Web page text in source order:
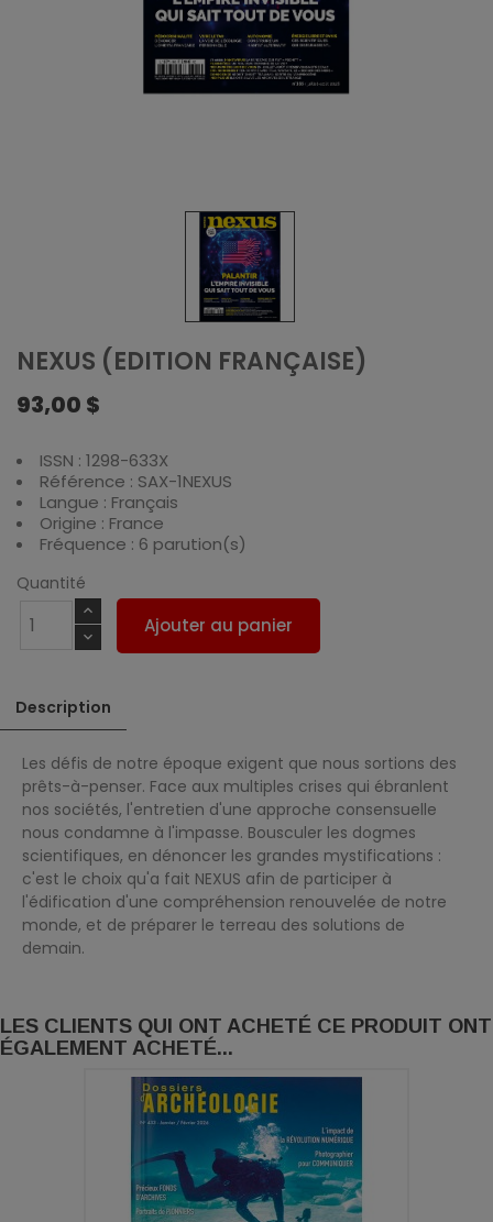
NEXUS (EDITION FRANÇAISE)
93,00 $
ISSN : 1298-633X
Référence : SAX-1NEXUS
Langue : Français
Origine : France
Fréquence : 6 parution(s)
Quantité
Ajouter au panier
Description
Les défis de notre époque exigent que nous sortions des
prêts-à-penser. Face aux multiples crises qui ébranlent
nos sociétés, l'entretien d'une approche consensuelle
nous condamne à l'impasse. Bousculer les dogmes
scientifiques, en dénoncer les grandes mystifications :
c'est le choix qu'a fait NEXUS afin de participer à
l'édification d'une compréhension renouvelée de notre
monde, et de préparer le terreau des solutions de
demain.
LES CLIENTS QUI ONT ACHETÉ CE PRODUIT ONT
ÉGALEMENT ACHETÉ...